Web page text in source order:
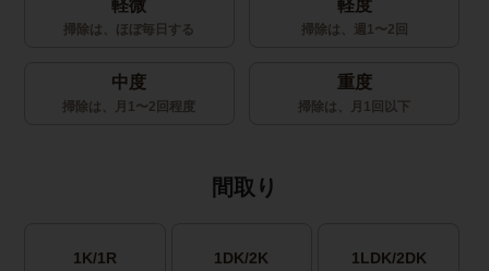
軽微
掃除は、ほぼ毎日する
軽度
掃除は、週1〜2回
中度
掃除は、月1〜2回程度
重度
掃除は、月1回以下
間取り
1K/1R 1DK/2K 1LDK/2DK